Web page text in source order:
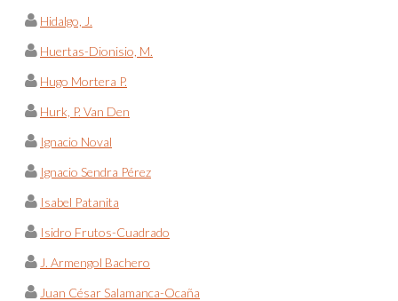
Hidalgo, J.
Huertas-Dionisio, M.
Hugo Mortera P.
Hurk, P. Van Den
Ignacio Noval
Ignacio Sendra Pérez
Isabel Patanita
Isidro Frutos-Cuadrado
J. Armengol Bachero
Juan César Salamanca-Ocaña